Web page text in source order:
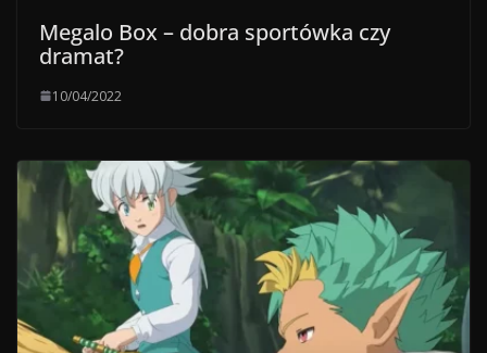
Megalo Box – dobra sportówka czy
dramat?
10/04/2022